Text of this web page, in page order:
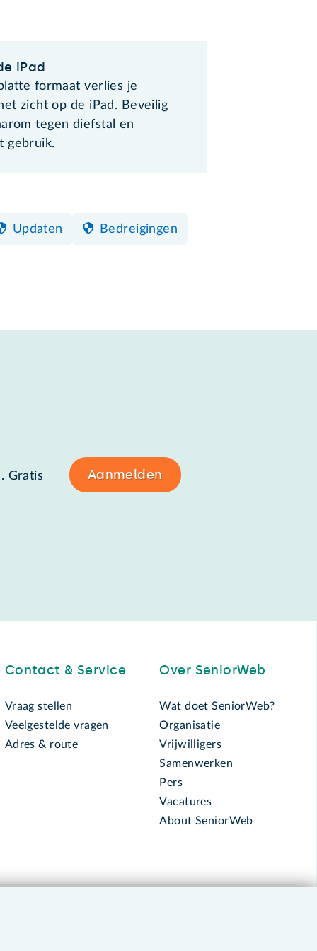
iPad
formaat verlies je
zicht op de iPad. Beveilig
tegen diefstal en
gebruik.
Updaten Bedreigingen
Gratis Aanmelden
Contact & Service
Vraag stellen
Veelgestelde vragen
Adres & route
Over SeniorWeb
Wat doet SeniorWeb?
Organisatie
Vrijwilligers
Samenwerken
Pers
Vacatures
About SeniorWeb